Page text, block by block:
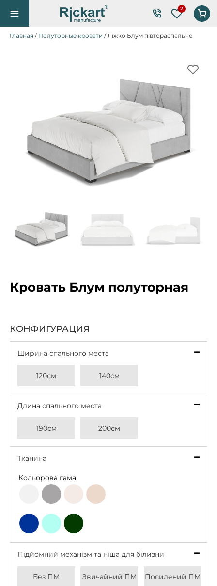
Список
Главная / Полуторные кровати / Ліжко Блум півтораспальне
Кровать Блум полуторная
КОНФИГУРАЦИЯ
Ширина спального места
120см 140см
Длина спального места
190см 200см
Тканина
Кольорова гама
Підйомний механізм та ніша для білизни
Без ПМ Звичайний ПМ Посилений ПМ